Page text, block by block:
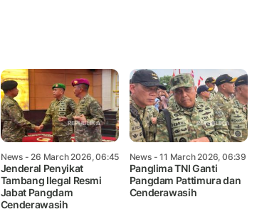
News- 26 March 2026, 06:45
Jenderal Penyikat
Tambang Ilegal Resmi
Jabat Pangdam
Cenderawasih
News- 11 March 2026, 06:39
Panglima TNI Ganti
Pangdam Pattimura dan
Cenderawasih